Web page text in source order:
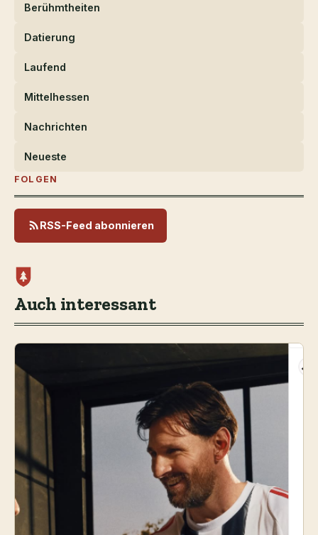
Berühmtheiten
Datierung
Laufend
Mittelhessen
Nachrichten
Neueste
FOLGEN
RSS-Feed abonnieren
Auch interessant